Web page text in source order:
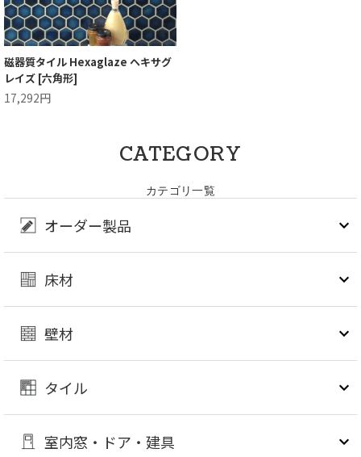
磁器質タイル Hexaglaze ヘキサグ
レイズ [六角形]
17,292円
CATEGORY
カテゴリ一覧
オーダー製品
床材
壁材
タイル
室内窓・ドア・建具